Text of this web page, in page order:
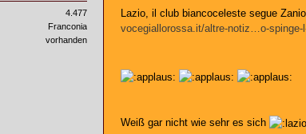
4.477
Franconia
vorhanden
Lazio, il club biancoceleste segue
vocegiallorossa.it/altre-notiz…o-spinge-
Weiß gar nicht wie sehr es sich